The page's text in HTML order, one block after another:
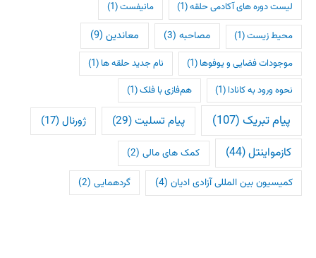
لیست دوره های آکادمی حلقه(1) مانیفست(1)
محیط زیست(1) مصاحبه(3) معاندین(9)
موجودات فضایی و یوفوها (1) نام جدید حلقه ها (1)
نحوه ورود به کانادا (1) هم‌فازی با فلک(1)
پیام تبریک(107) پیام تسلیت(29) ژورنال(17)
کازمواینتل(44) کمک های مالی(2)
کمیسیون بین المللی آزادی ادیان (4) گردهمایی(2)